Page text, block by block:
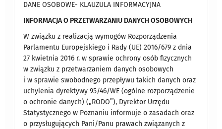
DANE OSOBOWE- KLAUZULA INFORMACYJNA
INFORMACJA O PRZETWARZANIU DANYCH OSOBOWYCH
W związku z realizacją wymogów Rozporządzenia
Parlamentu Europejskiego i Rady (UE) 2016/679 z dnia
27 kwietnia 2016 r. w sprawie ochrony osób fizycznych
w związku z przetwarzaniem danych osobowych
i w sprawie swobodnego przepływu takich danych oraz
uchylenia dyrektywy 95/46/WE (ogólne rozporządzenie
o ochronie danych) („RODO”), Dyrektor Urzędu
Statystycznego w Poznaniu informuje o zasadach oraz
o przysługujących Pani/Panu prawach związanych z